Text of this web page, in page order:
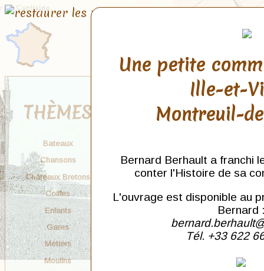
THÈMES
Bateaux
Chansons
Châteaux Bretons
Coiffes
Enfants
Gares
Métiers
Moulins
Une petite
Ille-et-
Montreuil-
Bernard Berhault a franchi
conter l'Histoire de sa
L'ouvrage est disponible au
Bernard
Tél. +33 622